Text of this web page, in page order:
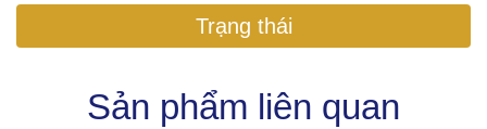
Trạng thái
Sản phẩm liên quan